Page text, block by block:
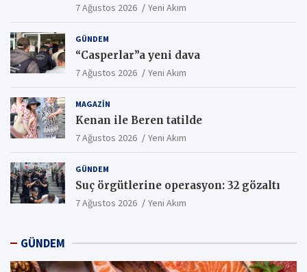
7 Ağustos 2026 Yeni Akım
GÜNDEM
“Casperlar”a yeni dava
7 Ağustos 2026 Yeni Akım
MAGAZIN
Kenan ile Beren tatilde
7 Ağustos 2026 Yeni Akım
GÜNDEM
Suç örgütlerine operasyon: 32 gözaltı
7 Ağustos 2026 Yeni Akım
GÜNDEM